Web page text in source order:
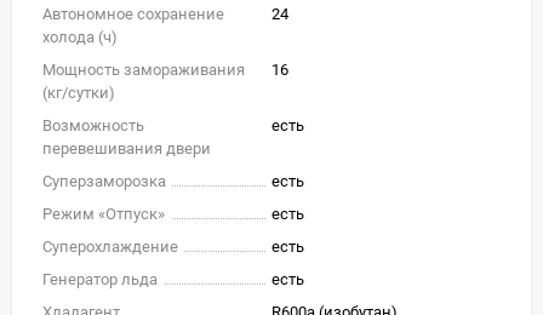
Автономное сохранение
холода (ч)
24
Мощность замораживания
(кг/cутки)
16
Возможность
перевешивания двери
есть
Суперзаморозка
есть
Режим «Отпуск»
есть
Суперохлаждение
есть
Генератор льда
есть